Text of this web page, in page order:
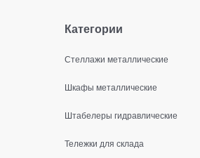
Категории
Стеллажи металлические
Шкафы металлические
Штабелеры гидравлические
Тележки для склада